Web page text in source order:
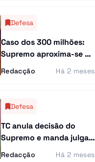
Defesa
Caso dos 300 milhões:
Supremo aproxima-se da
ministra das Pescas
Redacção Há 2 meses
Defesa
TC anula decisão do
Supremo e manda julgar
Redacção Há 2 meses